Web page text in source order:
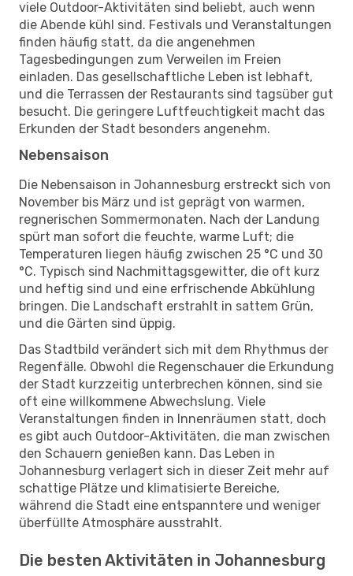
viele Outdoor-Aktivitäten sind beliebt, auch wenn
die Abende kühl sind. Festivals und Veranstaltungen
finden häufig statt, da die angenehmen
Tagesbedingungen zum Verweilen im Freien
einladen. Das gesellschaftliche Leben ist lebhaft,
und die Terrassen der Restaurants sind tagsüber gut
besucht. Die geringere Luftfeuchtigkeit macht das
Erkunden der Stadt besonders angenehm.
Nebensaison
Die Nebensaison in Johannesburg erstreckt sich von
November bis März und ist geprägt von warmen,
regnerischen Sommermonaten. Nach der Landung
spürt man sofort die feuchte, warme Luft; die
Temperaturen liegen häufig zwischen 25 °C und 30
°C. Typisch sind Nachmittagsgewitter, die oft kurz
und heftig sind und eine erfrischende Abkühlung
bringen. Die Landschaft erstrahlt in sattem Grün,
und die Gärten sind üppig.
Das Stadtbild verändert sich mit dem Rhythmus der
Regenfälle. Obwohl die Regenschauer die Erkundung
der Stadt kurzzeitig unterbrechen können, sind sie
oft eine willkommene Abwechslung. Viele
Veranstaltungen finden in Innenräumen statt, doch
es gibt auch Outdoor-Aktivitäten, die man zwischen
den Schauern genießen kann. Das Leben in
Johannesburg verlagert sich in dieser Zeit mehr auf
schattige Plätze und klimatisierte Bereiche,
während die Stadt eine entspanntere und weniger
überfüllte Atmosphäre ausstrahlt.
Die besten Aktivitäten in Johannesburg